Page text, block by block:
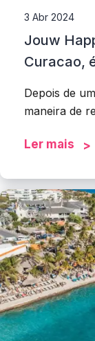
3 Abr 2024
Jouw
Curacao,
Depois de
maneira de
Ler mais